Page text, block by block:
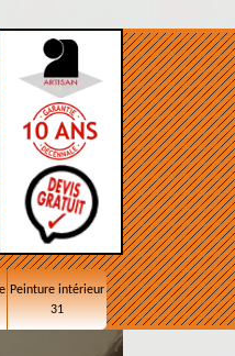
Peinture intérieur
31